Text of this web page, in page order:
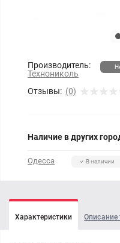
Производитель:
Технониколь
Отзывы: (0)
Наличие в других
Одесса В наличии
Характеристики Описание